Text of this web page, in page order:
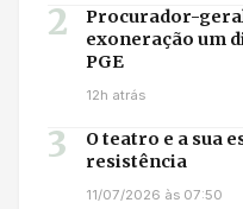
2
Procurador-
exoneração um
PGE
12h atrás
3
O teatro e a sua
resistência
11/07/2026 às 07:50